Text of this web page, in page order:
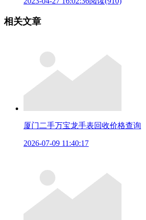
相关文章
厦门二手万宝龙手表回收价格查询
2026-07-09 11:40:17